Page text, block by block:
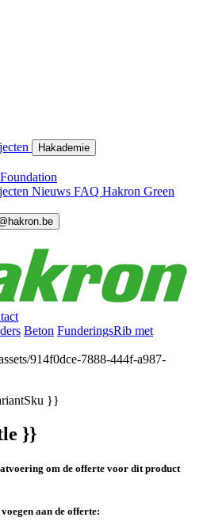
Hakademie
Nieuws FAQ Hakron Green
Beton FunderingsRib met
}}
}}
om de offerte voor dit product
aan de offerte: